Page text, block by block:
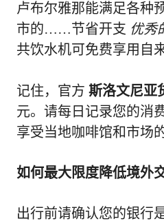
卢布尔雅那能满足各种
市的……节省开支 优秀
共饮水机可免费享用自
记住，官方 斯洛文尼亚
元。请每日记录您的消
享受当地咖啡馆和市场
如何最大限度降低境外
出行前请确认您的银行